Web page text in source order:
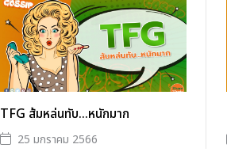
TFG ส้มหล่นทับ...หนักมาก
25 มกราคม 2566